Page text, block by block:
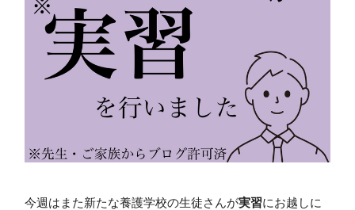
今週はまた新たな養護学校の生徒さんが実習にお越しに